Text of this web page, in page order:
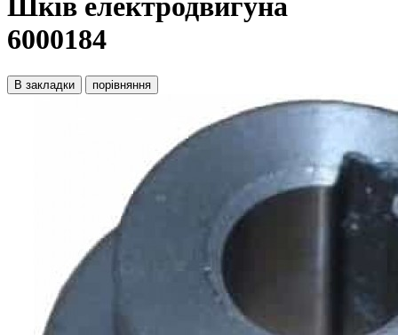
Шків електродвигуна
6000184
В закладки порівняння